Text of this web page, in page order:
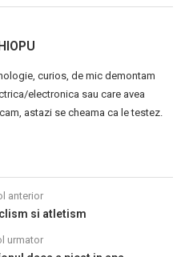
curios, de mic demontam
electronica sau care avea
astazi se cheama ca le testez.
anterior
si atletism
urmator